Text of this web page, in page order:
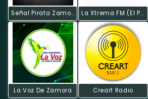
Señal Pirata Zamora La Xtrema FM (El Pangui)
La Voz De Zamora Creart Radio